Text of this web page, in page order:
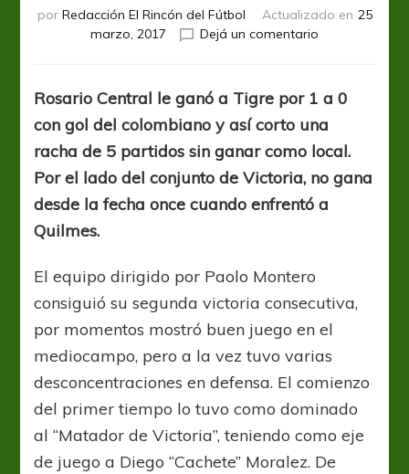
por Redacción El Rincón del Fútbol Actualizado en 25
marzo, 2017
Dejá un comentario
Rosario Central le ganó a Tigre por 1 a 0
con gol del colombiano y así corto una
racha de 5 partidos sin ganar como local.
Por el lado del conjunto de Victoria, no gana
desde la fecha once cuando enfrentó a
Quilmes.
El equipo dirigido por Paolo Montero
consiguió su segunda victoria consecutiva,
por momentos mostró buen juego en el
mediocampo, pero a la vez tuvo varias
desconcentraciones en defensa. El comienzo
del primer tiempo lo tuvo como dominado
al “Matador de Victoria”, teniendo como eje
de juego a Diego “Cachete” Moralez. De